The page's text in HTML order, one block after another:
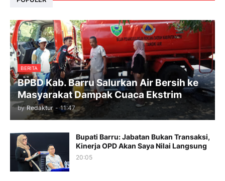
BERITA
BPBD Kab. Barru Salurkan Air Bersih ke
Masyarakat Dampak Cuaca Ekstrim
by Redaktur - 11:47
Bupati Barru: Jabatan Bukan Transaksi,
Kinerja OPD Akan Saya Nilai Langsung
20:05